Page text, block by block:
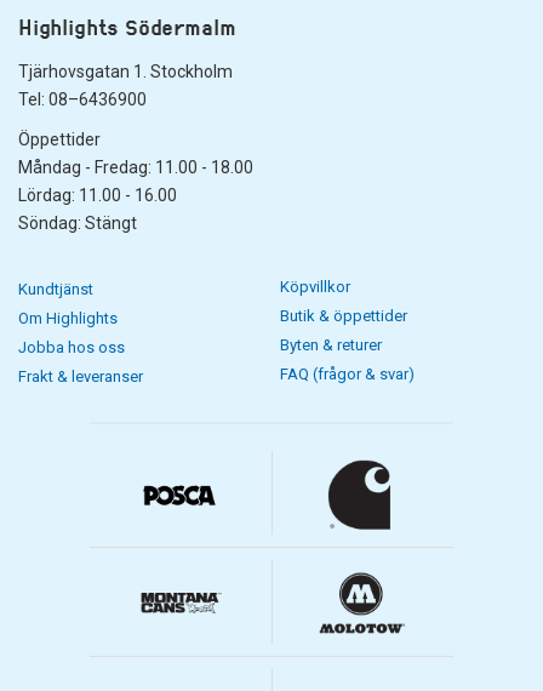
Highlights Södermalm
Tjärhovsgatan 1. Stockholm
Tel: 08–6436900
Öppettider
Måndag - Fredag: 11.00 - 18.00
Lördag: 11.00 - 16.00
Söndag: Stängt
Kundtjänst
Om Highlights
Jobba hos oss
Frakt & leveranser
Köpvillkor
Butik & öppettider
Byten & returer
FAQ (frågor & svar)